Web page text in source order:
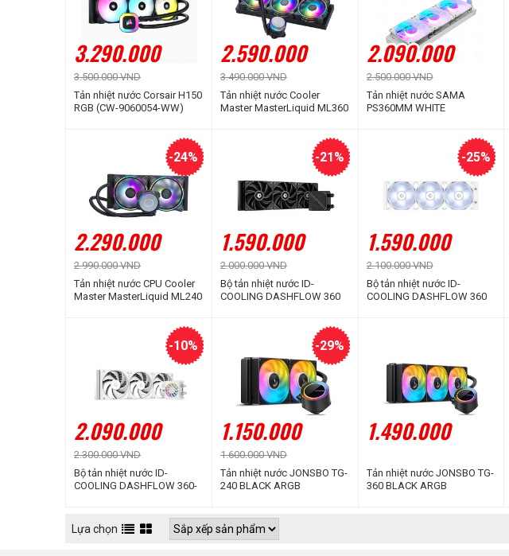
3.290.000
3.500.000 VND
Tản nhiệt nước Corsair H150
RGB (CW-9060054-WW)
2.590.000
3.490.000 VND
Tản nhiệt nước Cooler
Master MasterLiquid ML360
2.090.000
2.500.000 VND
Tản nhiệt nước SAMA
PS360MM WHITE
2.290.000
2.990.000 VND
-24%
Tản nhiệt nước CPU Cooler
Master MasterLiquid ML240
1.590.000
2.000.000 VND
-21%
Bộ tản nhiệt nước ID-
COOLING DASHFLOW 360
1.590.000
2.100.000 VND
-25%
Bộ tản nhiệt nước ID-
COOLING DASHFLOW 360
2.090.000
2.300.000 VND
-10%
Bộ tản nhiệt nước ID-
COOLING DASHFLOW 360-
1.150.000
1.600.000 VND
-29%
Tản nhiệt nước JONSBO TG-
240 BLACK ARGB
1.490.000
Tản nhiệt nước JONSBO TG-
360 BLACK ARGB
Lựa chọn